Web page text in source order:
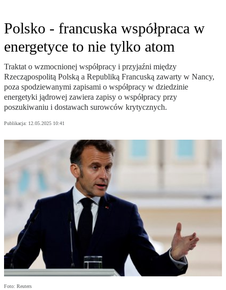
Polsko - francuska współpraca w
energetyce to nie tylko atom
Traktat o wzmocnionej współpracy i przyjaźni między
Rzecząpospolitą Polską a Republiką Francuską zawarty w Nancy,
poza spodziewanymi zapisami o współpracy w dziedzinie
energetyki jądrowej zawiera zapisy o współpracy przy
poszukiwaniu i dostawach surowców krytycznych.
Publikacja: 12.05.2025 10:41
Foto: Reuters